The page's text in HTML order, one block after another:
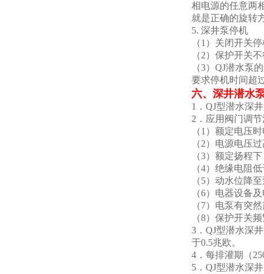
相电源的任意两
就是正确的旋转
5. 深井泵停机
（1）关闭开关
（2）保护开关
（3）QJ潜水泵
要求停机时间超
六、 深井潜水
1．QJ型潜水深
2．应用阀门调
（1）额定电压
（2）电源电压
（3）额定扬程
（4）绝缘电阻
（5）动水位降
（6）电器设备
（7）电泵有突
（8）保护开关
3．QJ型潜水深
于0.5兆欧。
4．每排灌期（
5．QJ型潜水深